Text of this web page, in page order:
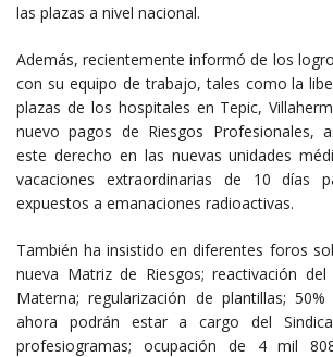
las plazas a nivel nacional.
Además, recientemente informó de los
con su equipo de trabajo, tales como la
plazas de los hospitales en Tepic,
nuevo pagos de Riesgos Profesionales,
este derecho en las nuevas unidades
vacaciones extraordinarias de 10 días
expuestos a emanaciones radioactivas.
También ha insistido en diferentes foros
nueva Matriz de Riesgos; reactivación
Materna; regularización de plantillas;
ahora podrán estar a cargo del
profesiogramas; ocupación de 4 mil